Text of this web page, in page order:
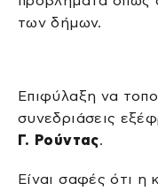
των δήμων.
Επιφύλαξη να
συνεδριάσεις
Γ. Ρούντας.
Είναι σαφές ότι η